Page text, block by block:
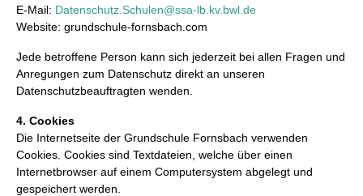
E-Mail: Datenschutz.Schulen@ssa-lb.kv.bwl.de
Website: grundschule-fornsbach.com
Jede betroffene Person kann sich jederzeit bei allen Fragen und
Anregungen zum Datenschutz direkt an unseren
Datenschutzbeauftragten wenden.
4. Cookies
Die Internetseite der Grundschule Fornsbach verwenden
Cookies. Cookies sind Textdateien, welche über einen
Internetbrowser auf einem Computersystem abgelegt und
gespeichert werden.